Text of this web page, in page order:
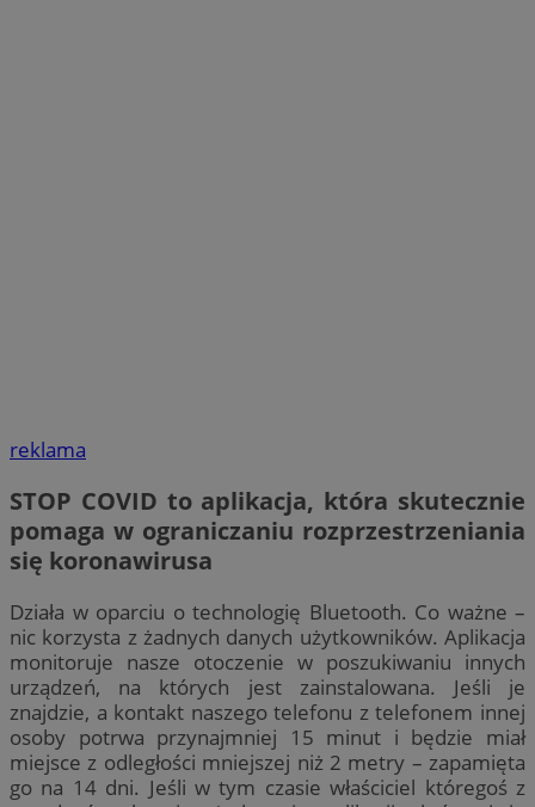
reklama
STOP COVID to aplikacja, która skutecznie
pomaga w ograniczaniu rozprzestrzeniania
się koronawirusa
Działa w oparciu o technologię Bluetooth. Co ważne –
nic korzysta z żadnych danych użytkowników. Aplikacja
monitoruje nasze otoczenie w poszukiwaniu innych
urządzeń, na których jest zainstalowana. Jeśli je
znajdzie, a kontakt naszego telefonu z telefonem innej
osoby potrwa przynajmniej 15 minut i będzie miał
miejsce z odległości mniejszej niż 2 metry – zapamięta
go na 14 dni. Jeśli w tym czasie właściciel któregoś z